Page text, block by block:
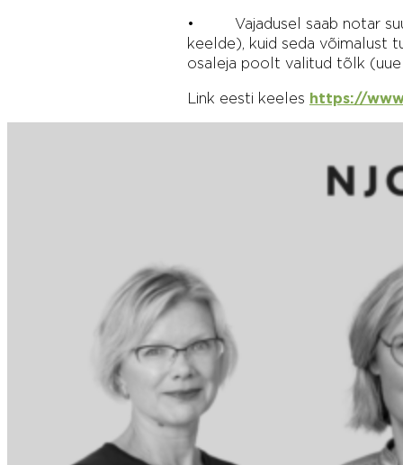
• Vajadusel saab notar
keelde), kuid seda võimalust
osaleja poolt valitud tõlk
Link eesti keeles https://